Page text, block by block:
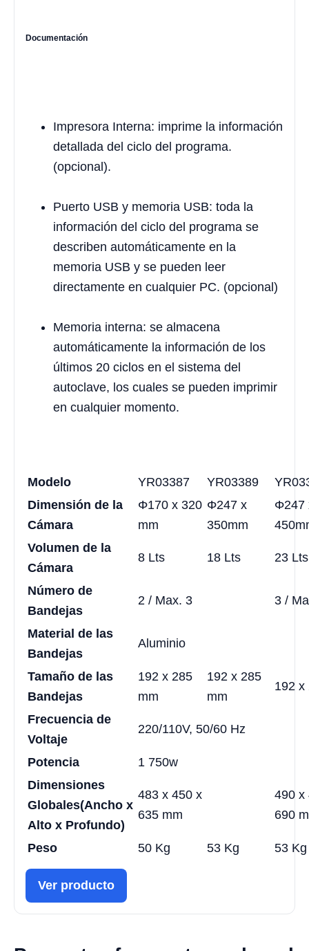
Documentación
Impresora Interna: imprime la información
detallada del ciclo del programa.
(opcional).
Puerto USB y memoria USB: toda la
información del ciclo del programa se
describen automáticamente en la
memoria USB y se pueden leer
directamente en cualquier PC. (opcional)
Memoria interna: se almacena
automáticamente la información de los
últimos 20 ciclos en el sistema del
autoclave, los cuales se pueden imprimir
en cualquier momento.
Modelo YR03387 YR03389
Dimensión de la
Cámara
Φ170 x 320
mm
Φ247 x
350mm
Φ247
Volumen de la
Cámara
8 Lts 18 Lts 23 Lts
Número de
Bandejas
2 / Max. 3 3 /
Material de las
Bandejas
Aluminio
Tamaño de las
Bandejas
192 x 285
mm
192 x 285
mm
192 x
Frecuencia de
Voltaje
220/110V, 50/60 Hz
Potencia
1 750w
Dimensiones
Globales(Ancho x
Alto x Profundo)
483 x 450 x
635 mm
490
690
Peso 50 Kg 53 Kg 53 Kg
Ver producto